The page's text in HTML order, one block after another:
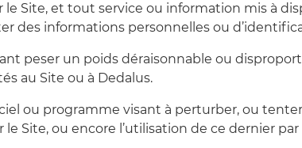
Site, et tout service ou information mis à
des informations personnelles ou
peser un poids déraisonnable ou
au Site ou à Dedalus.
ou programme visant à perturber, ou
Site, ou encore l’utilisation de ce dernier